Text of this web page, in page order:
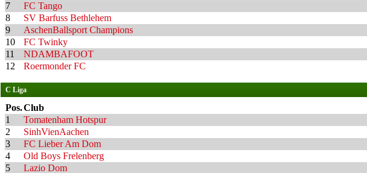
7
FC Tango
8
SV Barfuss Bethlehem
9
AschenBallsport Champions
10
FC Twinky
11
NDAMBAFOOT
12
Roermonder FC
C Liga
Pos.Club
1
Tomatenham Hotspur
2
SinhVienAachen
3
FC Lieber Am Dom
4
Old Boys Frelenberg
5
Lazio Dom